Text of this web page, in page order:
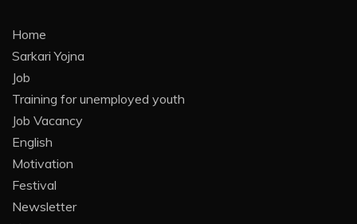
Home
Sarkari Yojna
Job
Training for unemployed youth
Job Vacancy
English
Motivation
Festival
Newsletter